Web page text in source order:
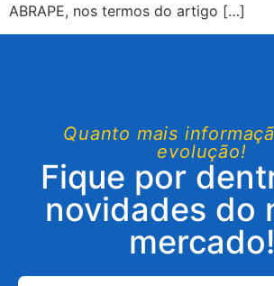
ABRAPE, nos termos do artigo […]
Quanto mais
evolução!
Fique por
novidades do
mercado!